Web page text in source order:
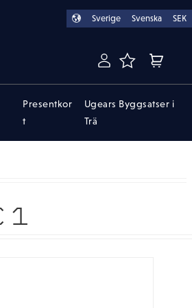
Sverige Svenska SEK
FAVORITER
Presentkor
t
Ugears Byggsatser i
Trä